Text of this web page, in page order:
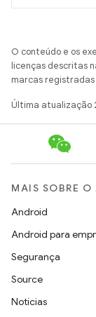
O conteúdo e os
licenças descritas
marcas
Última atualização
MAIS SOBRE O
Android
Android para
Segurança
Source
Notícias